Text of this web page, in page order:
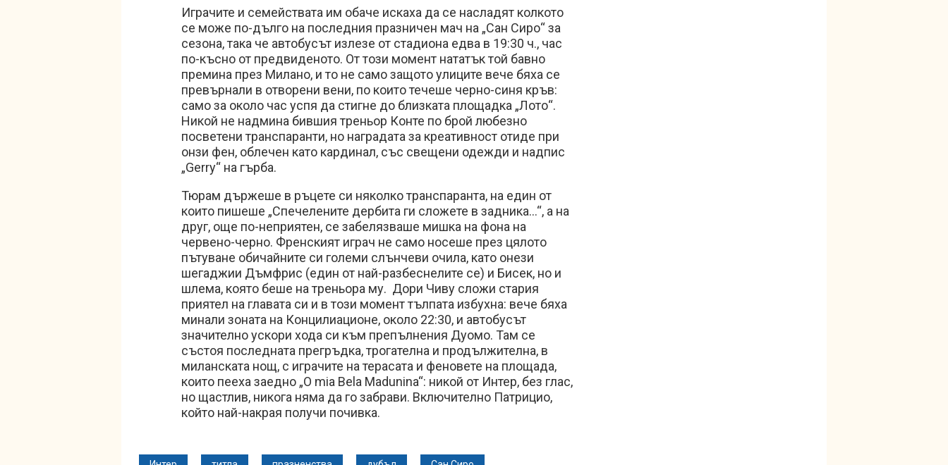
Играчите и семействата им обаче искаха да се насладят колкото
се може по-дълго на последния празничен мач на „Сан Сиро“ за
сезона, така че автобусът излезе от стадиона едва в 19:30 ч., час
по-късно от предвиденото. От този момент нататък той бавно
премина през Милано, и то не само защото улиците вече бяха се
превърнали в отворени вени, по които течеше черно-синя кръв:
само за около час успя да стигне до близката площадка „Лото“.
Никой не надмина бившия треньор Конте по брой любезно
посветени транспаранти, но наградата за креативност отиде при
онзи фен, облечен като кардинал, със свещени одежди и надпис
„Gerry“ на гърба.
Тюрам държеше в ръцете си няколко транспаранта, на един от
които пишеше „Спечелените дербита ги сложете в задника…“, а на
друг, още по-неприятен, се забелязваше мишка на фона на
червено-черно. Френският играч не само носеше през цялото
пътуване обичайните си големи слънчеви очила, като онези
шегаджии Дъмфрис (един от най-разбеснелите се) и Бисек, но и
шлема, която беше на треньора му. Дори Чиву сложи стария
приятел на главата си и в този момент тълпата избухна: вече бяха
минали зоната на Концилиационе, около 22:30, и автобусът
значително ускори хода си към препълнения Дуомо. Там се
състоя последната прегръдка, трогателна и продължителна, в
миланската нощ, с играчите на терасата и феновете на площада,
които пееха заедно „O mia Bela Madunina“: никой от Интер, без глас,
но щастлив, никога няма да го забрави. Включително Патрицио,
който най-накрая получи почивка.